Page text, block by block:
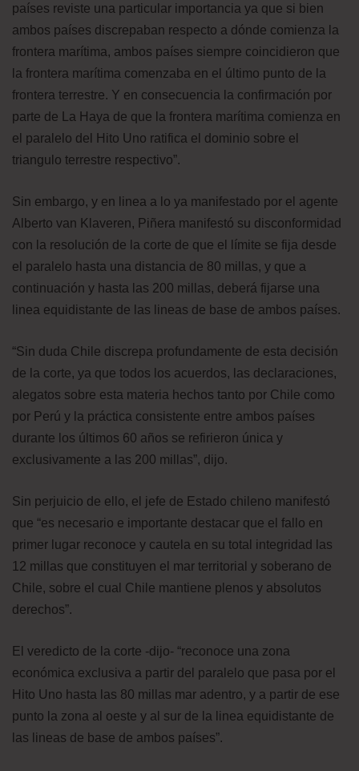
países reviste una particular importancia ya que si bien
ambos países discrepaban respecto a dónde comienza la
frontera marítima, ambos países siempre coincidieron que
la frontera marítima comenzaba en el último punto de la
frontera terrestre. Y en consecuencia la confirmación por
parte de La Haya de que la frontera marítima comienza en
el paralelo del Hito Uno ratifica el dominio sobre el
triangulo terrestre respectivo”.
Sin embargo, y en linea a lo ya manifestado por el agente
Alberto van Klaveren, Piñera manifestó su disconformidad
con la resolución de la corte de que el límite se fija desde
el paralelo hasta una distancia de 80 millas, y que a
continuación y hasta las 200 millas, deberá fijarse una
linea equidistante de las lineas de base de ambos países.
“Sin duda Chile discrepa profundamente de esta decisión
de la corte, ya que todos los acuerdos, las declaraciones,
alegatos sobre esta materia hechos tanto por Chile como
por Perú y la práctica consistente entre ambos países
durante los últimos 60 años se refirieron única y
exclusivamente a las 200 millas”, dijo.
Sin perjuicio de ello, el jefe de Estado chileno manifestó
que “es necesario e importante destacar que el fallo en
primer lugar reconoce y cautela en su total integridad las
12 millas que constituyen el mar territorial y soberano de
Chile, sobre el cual Chile mantiene plenos y absolutos
derechos”.
El veredicto de la corte -dijo- “reconoce una zona
económica exclusiva a partir del paralelo que pasa por el
Hito Uno hasta las 80 millas mar adentro, y a partir de ese
punto la zona al oeste y al sur de la linea equidistante de
las lineas de base de ambos países”.